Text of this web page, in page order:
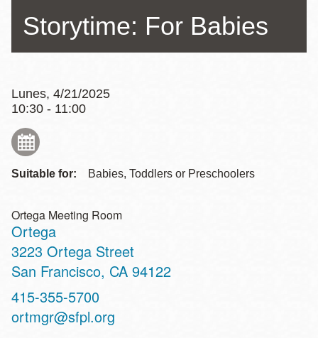
Storytime: For Babies
Lunes, 4/21/2025
10:30 - 11:00
Suitable for: Babies, Toddlers or Preschoolers
Ortega Meeting Room
Ortega
Address
3223 Ortega Street
San Francisco, CA 94122
Contact
Telephone
415-355-5700
ortmgr@sfpl.org